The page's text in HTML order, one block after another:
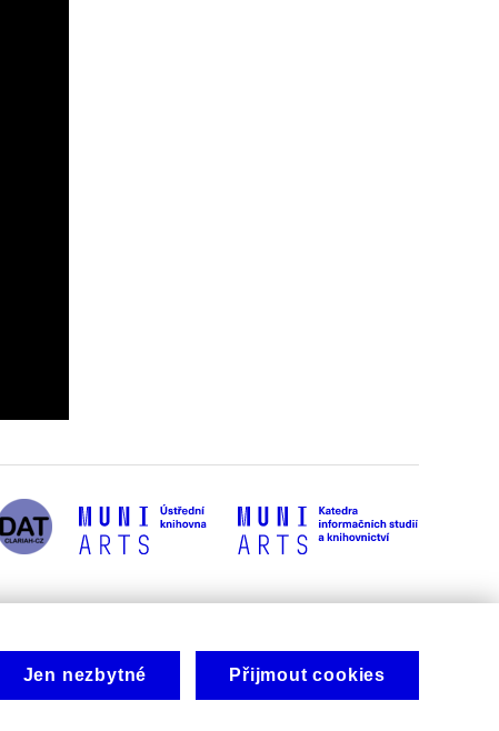
Jen nezbytné Přijmout cookies